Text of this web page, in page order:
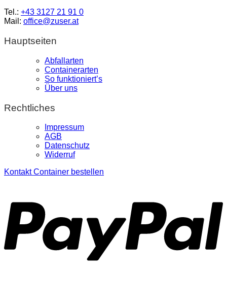
Tel.: +43 3127 21 91 0
Mail: office@zuser.at
Hauptseiten
Abfallarten
Containerarten
So funktioniert’s
Über uns
Rechtliches
Impressum
AGB
Datenschutz
Widerruf
Kontakt Container bestellen